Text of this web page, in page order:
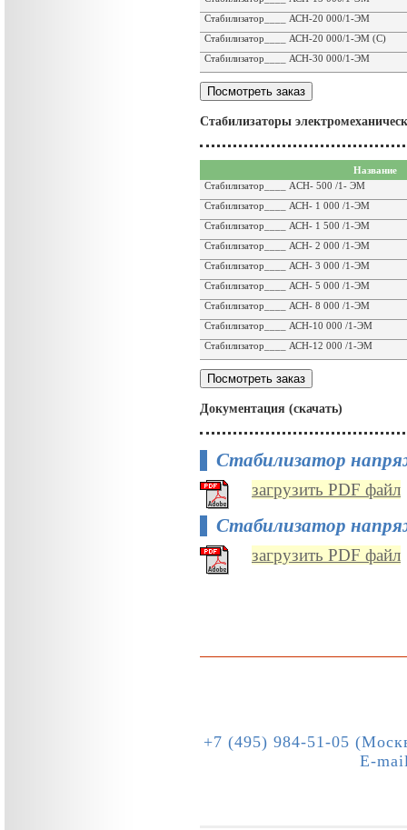
Стабилизатор____ АСН-20 000/1-ЭМ
Стабилизатор____ АСН-20 000/1-ЭМ (С)
Стабилизатор____ АСН-30 000/1-ЭМ
Стабилизаторы
Название
Стабилизатор____ ACH- 500 /1- ЭМ
Стабилизатор____ АСН- 1 000 /1-ЭМ
Стабилизатор____ АСН- 1 500 /1-ЭМ
Стабилизатор____ АСН- 2 000 /1-ЭМ
Стабилизатор____ АСН- 3 000 /1-ЭМ
Стабилизатор____ АСН- 5 000 /1-ЭМ
Стабилизатор____ АСН- 8 000 /1-ЭМ
Стабилизатор____ АСН-10 000 /1-ЭМ
Стабилизатор____ АСН-12 000 /1-ЭМ
Документация (скачать)
Стабилизатор
загрузить PDF файл
Стабилизатор
загрузить PDF файл
+7 (495) 984-51-05
E-